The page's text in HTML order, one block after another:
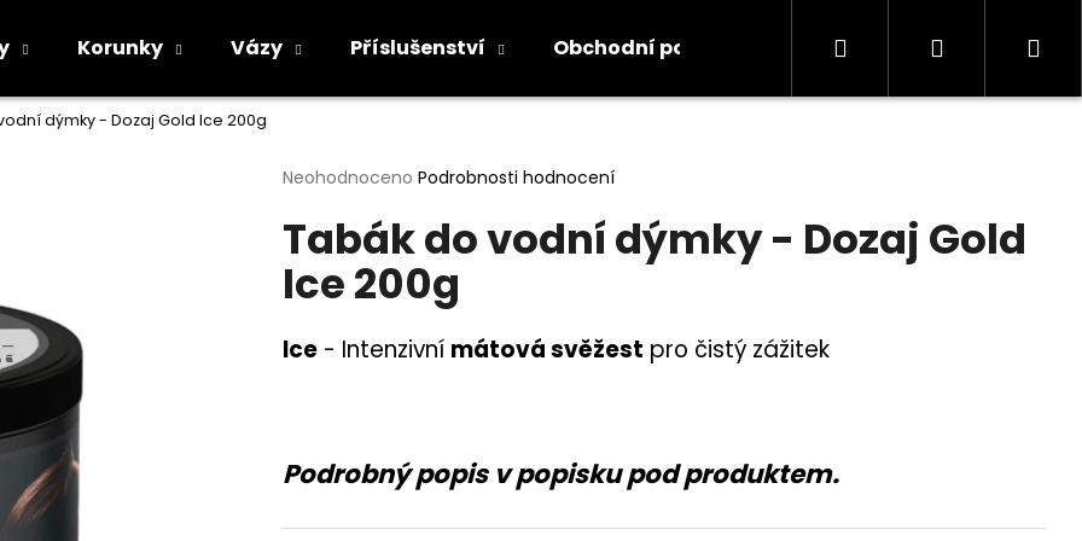
Korunky Vázy Příslušenství Obchodní podmínky Kontakty Informace
Hledat Přihlášení
dýmky - Dozaj Gold Ice 200g
Průměrné
produktu
0,0
hvězdiček.
Neohodnoceno Podrobnosti hodnocení
Tabák do vodní dýmky - Dozaj Gold
Ice 200g
Ice - Intenzivní mátová svěžest pro čistý zážitek
Podrobný popis v popisku pod produktem.
Co potřebujete najít?
HLEDAT
Doporučujeme